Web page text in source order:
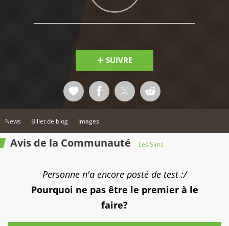
SUIVRE
News Billet de blog Images
Avis de la Communauté Les Sims
Personne n'a encore posté de test :/
Pourquoi ne pas être le premier à le
faire?